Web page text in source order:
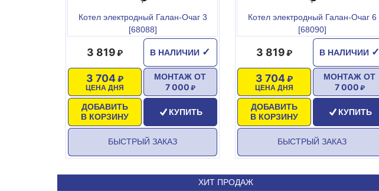
Котел электродный Галан-Очаг 3
[68088]
В НАЛИЧИИ ✓
3 819
ЦЕНА ДНЯ
3 704
ДОБАВИТЬ
В КОРЗИНУ
МОНТАЖ ОТ
7 000
КУПИТЬ
БЫСТРЫЙ ЗАКАЗ
Котел электродный Галан-Очаг 6
[68090]
В НАЛИЧИИ ✓
3 819
ЦЕНА ДНЯ
3 704
ДОБАВИТЬ
В КОРЗИНУ
МОНТАЖ ОТ
7 000
КУПИТЬ
БЫСТРЫЙ ЗАКАЗ
ХИТ ПРОДАЖ